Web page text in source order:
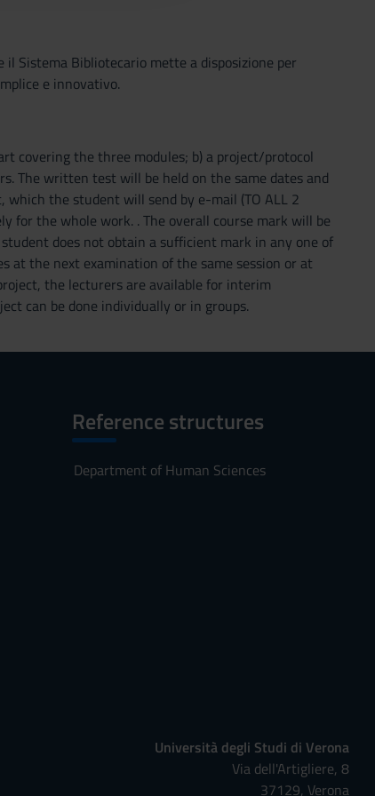
Sistema Bibliotecario mette a disposizione per
e innovativo.
covering the three modules; b) a project/protocol
The written test will be held on the same dates and
the student will send by e-mail (TO ALL 2
for the whole work. . The overall course mark will be
does not obtain a sufficient mark in any one of
the next examination of the same session or at
the lecturers are available for interim
can be done individually or in groups.
Reference structures
Department of Human Sciences
Università degli Studi di Verona
Via dell'Artigliere, 8
37129, Verona